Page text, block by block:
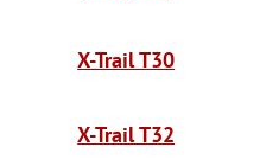
X-Trail T30
X-Trail T32